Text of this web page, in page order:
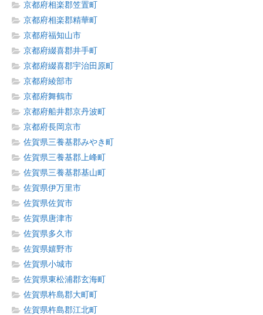
京都府相楽郡笠置町
京都府相楽郡精華町
京都府福知山市
京都府綴喜郡井手町
京都府綴喜郡宇治田原町
京都府綾部市
京都府舞鶴市
京都府船井郡京丹波町
京都府長岡京市
佐賀県三養基郡みやき町
佐賀県三養基郡上峰町
佐賀県三養基郡基山町
佐賀県伊万里市
佐賀県佐賀市
佐賀県唐津市
佐賀県多久市
佐賀県嬉野市
佐賀県小城市
佐賀県東松浦郡玄海町
佐賀県杵島郡大町町
佐賀県杵島郡江北町